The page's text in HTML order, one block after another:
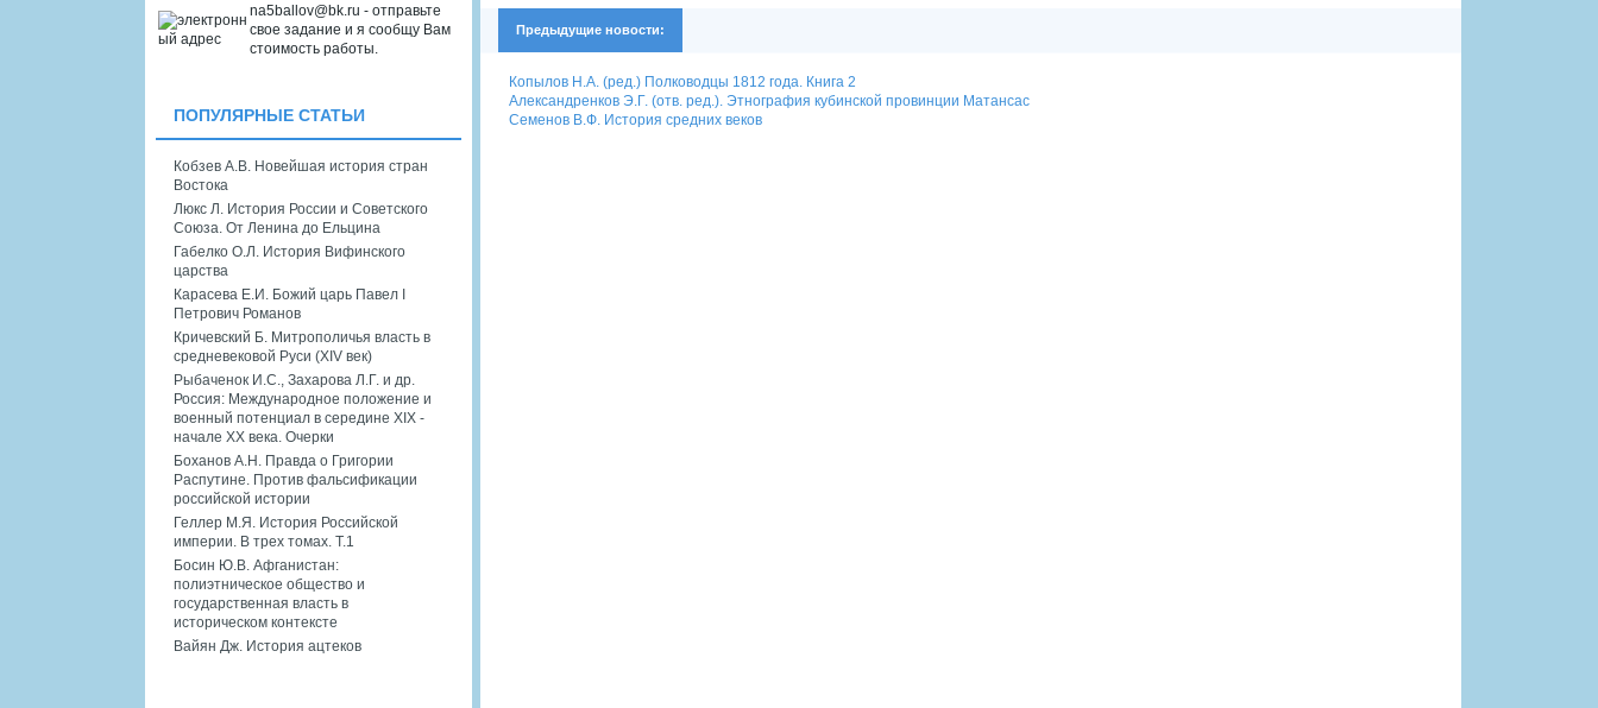
Предыдущие новости:
Копылов Н.А. (ред.) Полководцы 1812 года. Книга 2
Александренков Э.Г. (отв. ред.). Этнография кубинской провинции Матансас
Семенов В.Ф. История средних веков
na5ballov@bk.ru - отправьте
свое задание и я сообщу Вам
стоимость работы.
ПОПУЛЯРНЫЕ СТАТЬИ
Кобзев А.В. Новейшая история стран
Востока
Люкс Л. История России и Советского
Союза. От Ленина до Ельцина
Габелко О.Л. История Вифинского
царства
Карасева Е.И. Божий царь Павел I
Петрович Романов
Кричевский Б. Митрополичья власть в
средневековой Руси (XIV век)
Рыбаченок И.С., Захарова Л.Г. и др.
Россия: Международное положение и
военный потенциал в середине XIX -
начале XX века. Очерки
Боханов А.Н. Правда о Григории
Распутине. Против фальсификации
российской истории
Геллер М.Я. История Российской
империи. В трех томах. Т.1
Босин Ю.В. Афганистан:
полиэтническое общество и
государственная власть в
историческом контексте
Вайян Дж. История ацтеков